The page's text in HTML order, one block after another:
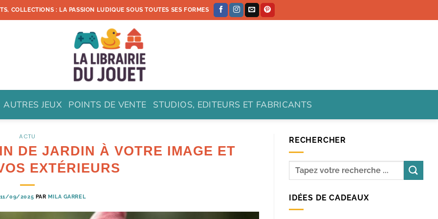
COLLECTIONS : LA PASSION LUDIQUE SOUS TOUTES SES FORMES
AUTRES JEUX POINTS DE VENTE STUDIOS, EDITEURS ET FABRICANTS
ACTU
DE JARDIN À VOTRE IMAGE ET
EXTÉRIEURS
11/09/2025 PAR MILA GARREL
RECHERCHER
IDÉES DE CADEAUX